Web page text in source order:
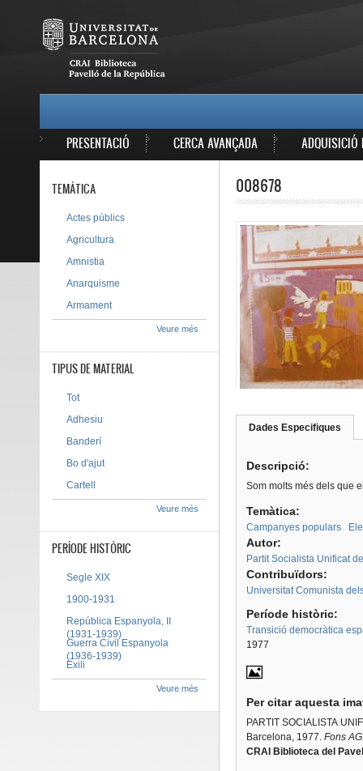
PRESENTACIÓ CERCA AVANÇADA ADQUISICIÓ
008678
Dades Especifiques
Descripció:
Som molts més dels que
Temàtica:
Campanyes populars
Autor:
Partit Socialista Unificat
Contribuïdors:
Universitat Comunista
Període històric:
Transició democràtica
1977
Per citar aquesta
PARTIT SOCIALISTA
Barcelona, 1977. Fons
CRAI Biblioteca del
TEMÀTICA
Actes públics
Agricultura
Amnistia
Anarquisme
Armament
Veure més
TIPUS DE MATERIAL
Tot
Adhesiu
Banderí
Bo d'ajut
Cartell
Veure més
PERÍODE HISTÒRIC
Segle XIX
1900-1931
República Espanyola, II
(1931-1939)
Guerra Civil Espanyola
(1936-1939)
Exili
Veure més